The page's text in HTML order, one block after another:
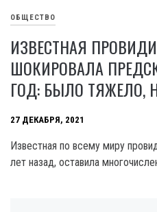
ОБЩЕСТВО
ИЗВЕСТНАЯ
ШОКИРОВАЛА
ГОД: БЫЛО ТЯЖЕЛО,
27 ДЕКАБРЯ, 2021
Известная по всему миру
лет назад, оставила